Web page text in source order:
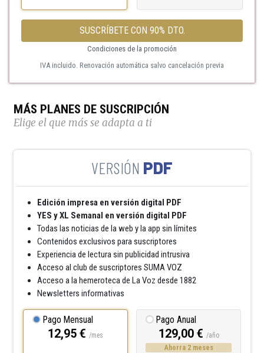
SUSCRÍBETE CON 90% DTO.
Condiciones de la promoción
IVA incluido. Renovación automática salvo cancelación previa
MÁS PLANES DE SUSCRIPCIÓN
Elige el que más se adapta a ti
PDF
Edición impresa en versión digital PDF
YES y XL Semanal en versión digital PDF
Todas las noticias de la web y la app sin límites
Contenidos exclusivos para suscriptores
Experiencia de lectura sin publicidad intrusiva
Acceso al club de suscriptores SUMA VOZ
Acceso a la hemeroteca de La Voz desde 1882
Newsletters informativas
Pago Mensual
12,95 € /mes
Pago Anual
129,00 € /año
Ahorra 2 meses